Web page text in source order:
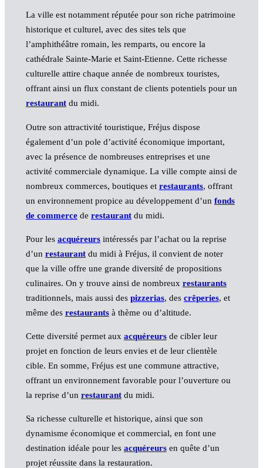
La ville est notamment réputée pour son riche patrimoine
historique et culturel, avec des sites tels que
l’amphithéâtre romain, les remparts, ou encore la
cathédrale Sainte-Marie et Saint-Etienne. Cette richesse
culturelle attire chaque année de nombreux touristes,
offrant ainsi un flux constant de clients potentiels pour un
restaurantdu midi.
Outre son attractivité touristique, Fréjus dispose
également d’un pole d’activité économique important,
avec la présence de nombreuses entreprises et une
activité commerciale dynamique. La ville compte ainsi de
nombreux commerces, boutiques et restaurants, offrant
un environnement propice au développement d’un fonds
de commercede restaurantdu midi.
Pour les acquéreursintéressés par l’achat ou la reprise
d’un restaurantdu midi à Fréjus, il convient de noter
que la ville offre une grande diversité de propositions
culinaires. On y trouve ainsi de nombreux restaurants
traditionnels, mais aussi des pizzerias, des crêperies, et
même des restaurantsà thème ou d’altitude.
Cette diversité permet aux acquéreursde cibler leur
projet en fonction de leurs envies et de leur clientèle
cible. En somme, Fréjus est une commune attractive,
offrant un environnement favorable pour l’ouverture ou
la reprise d’un restaurantdu midi.
Sa richesse culturelle et historique, ainsi que son
dynamisme économique et commercial, en font une
destination idéale pour les acquéreursen quête d’un
projet réussite dans la restauration.